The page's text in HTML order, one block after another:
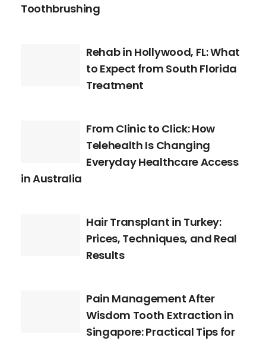
Toothbrushing
Rehab in Hollywood, FL: What
to Expect from South Florida
Treatment
From Clinic to Click: How
Telehealth Is Changing
Everyday Healthcare Access
in Australia
Hair Transplant in Turkey:
Prices, Techniques, and Real
Results
Pain Management After
Wisdom Tooth Extraction in
Singapore: Practical Tips for